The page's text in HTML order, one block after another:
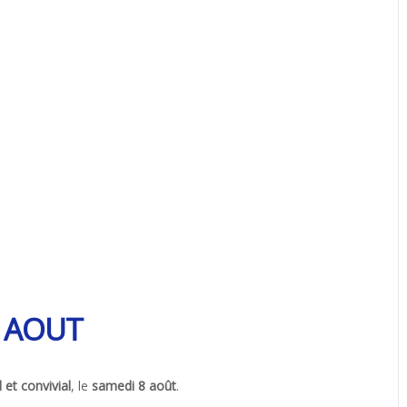
convivial, le samedi 8 août.